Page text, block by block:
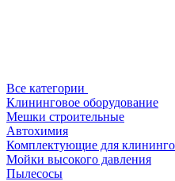
Все категории
Клининговое оборудование
Мешки строительные
Автохимия
Комплектующие для
Мойки высокого давления
Пылесосы